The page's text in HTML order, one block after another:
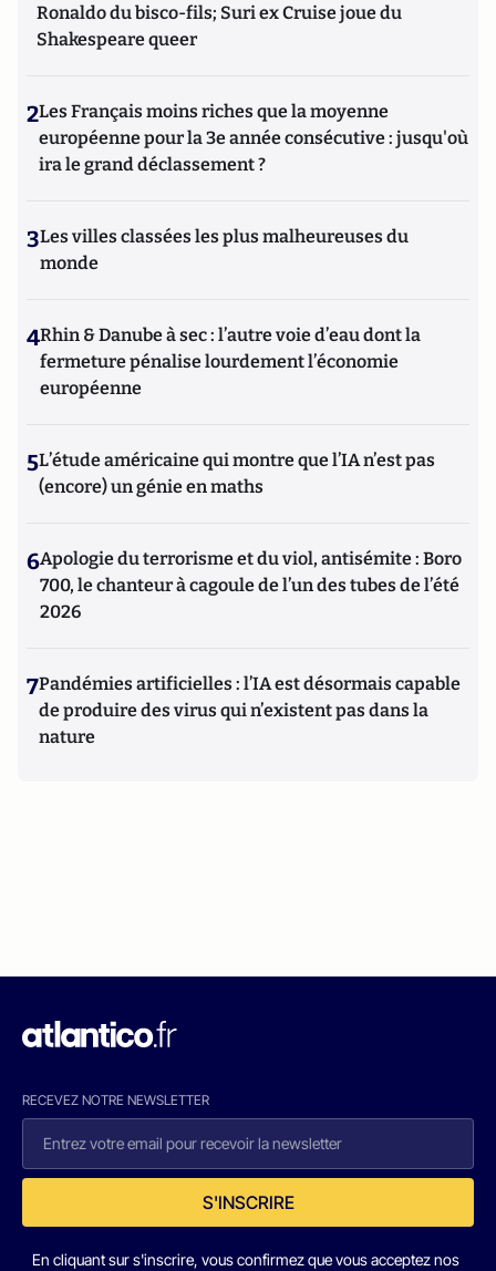
Ronaldo du bisco-fils; Suri ex Cruise joue du
Shakespeare queer
2Les Français moins riches que la moyenne
européenne pour la 3e année consécutive : jusqu'où
ira le grand déclassement ?
3Les villes classées les plus malheureuses du
monde
4Rhin & Danube à sec : l’autre voie d’eau dont la
fermeture pénalise lourdement l’économie
européenne
5L’étude américaine qui montre que l’IA n’est pas
(encore) un génie en maths
6Apologie du terrorisme et du viol, antisémite : Boro
700, le chanteur à cagoule de l’un des tubes de l’été
2026
7Pandémies artificielles : l’IA est désormais capable
de produire des virus qui n’existent pas dans la
nature
RECEVEZ NOTRE NEWSLETTER
S'INSCRIRE
En cliquant sur s'inscrire, vous confirmez que vous acceptez nos